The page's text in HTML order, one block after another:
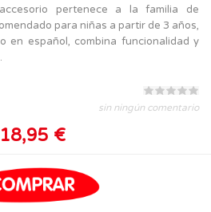
pertenece a la familia de
para niñas a partir de 3 años,
en español, combina funcionalidad y
sin ningún comentario
18,95 €